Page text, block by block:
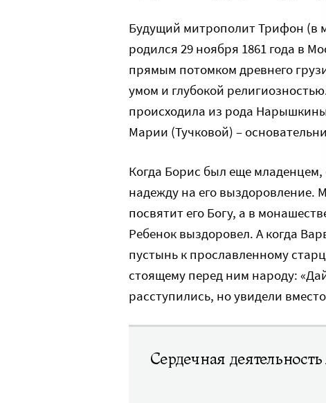
Будущий митрополит Трифон (в
родился 29 ноября 1861 года в
прямым потомком древнего
умом и глубокой
происходила из рода
Марии (Тучковой) –
Когда Борис был еще младенцем,
надежду на его выздоровление.
посвятит его Богу, а в
Ребенок выздоровел. А когда
пустынь к прославленному
стоящему перед ним народу:
расступились, но увидели
Сердечная